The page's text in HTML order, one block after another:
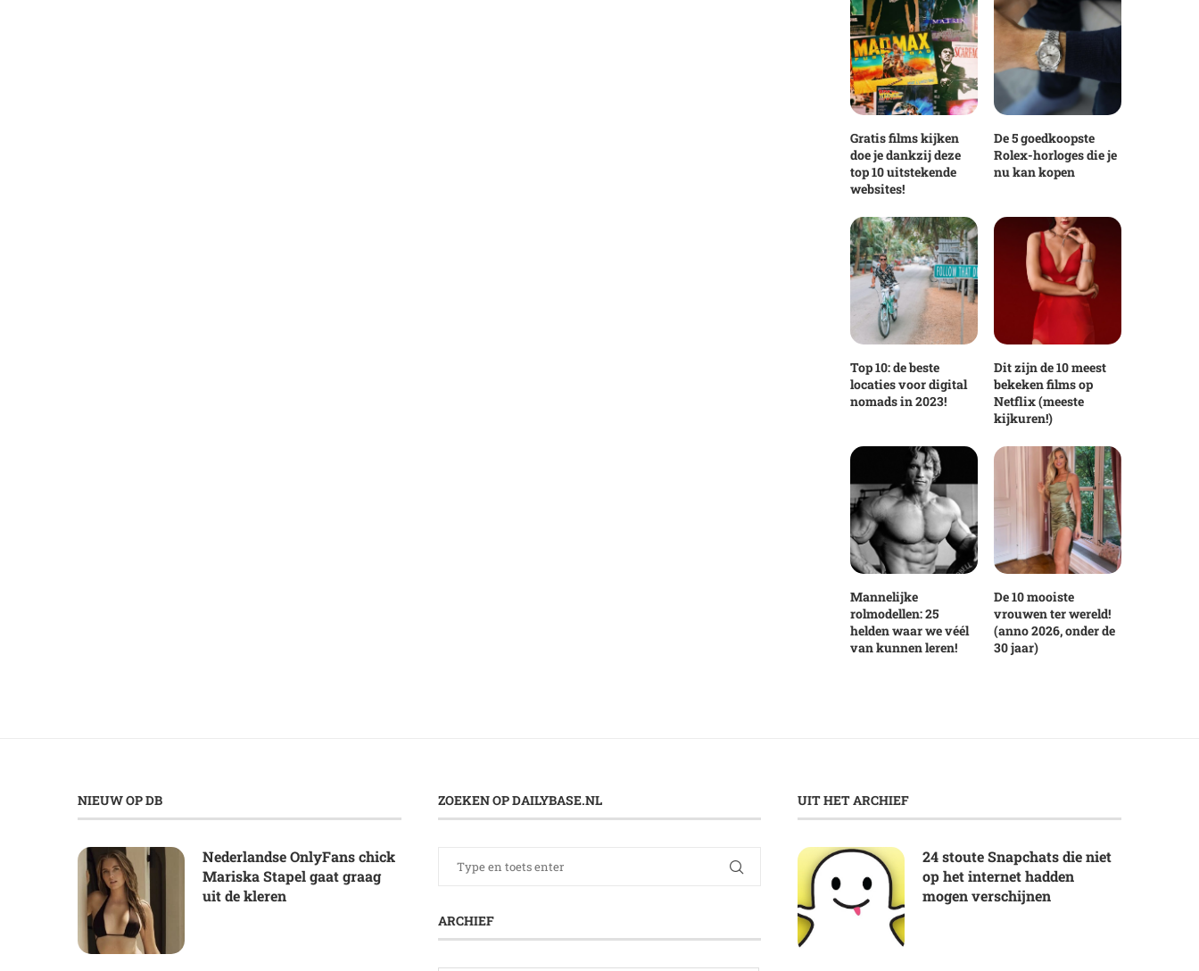
Gratis films kijken
doe je dankzij deze
top 10 uitstekende
websites!
De 5 goedkoopste
Rolex-horloges die je
nu kan kopen
Top 10: de beste
locaties voor digital
nomads in 2023!
Dit zijn de 10 meest
bekeken films op
Netflix (meeste
kijkuren!)
Mannelijke
rolmodellen: 25
helden waar we véél
van kunnen leren!
De 10 mooiste
vrouwen ter wereld!
(anno 2026, onder de
30 jaar)
NIEUW OP DB
Nederlandse OnlyFans chick
Mariska Stapel gaat graag
uit de kleren
ZOEKEN OP DAILYBASE.NL
ARCHIEF
UIT HET ARCHIEF
24 stoute Snapchats die niet
op het internet hadden
mogen verschijnen